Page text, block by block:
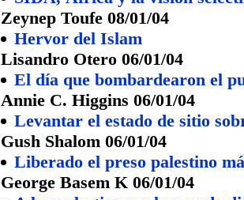
Zeynep Toufe 08/01/04
Hervor del Islam
Lisandro Otero 06/01/04
El día que bombardearon el
Annie C. Higgins 06/01/04
Levantar el estado de sitio
Gush Shalom 06/01/04
Liberado el preso palestino
George Basem K 06/01/04